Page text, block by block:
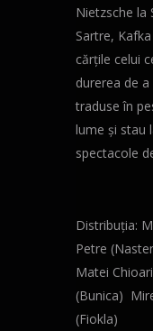
Nietzsche la
Sartre,
cărțile celui
durerea de
traduse în
lume și stau
spectacole
Distribuția:
Petre
Matei
(Bunica)
(Fiokla)